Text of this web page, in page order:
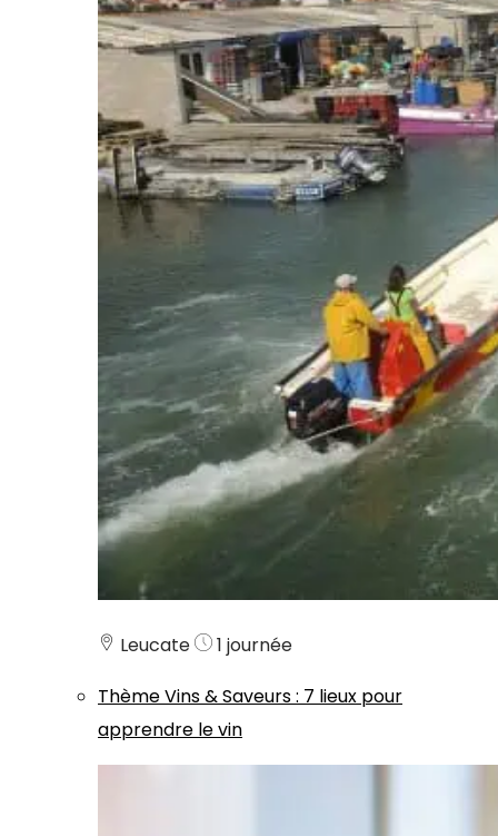
Leucate
1 journée
ThèmeVins & Saveurs: 7 lieux pour
apprendre le vin